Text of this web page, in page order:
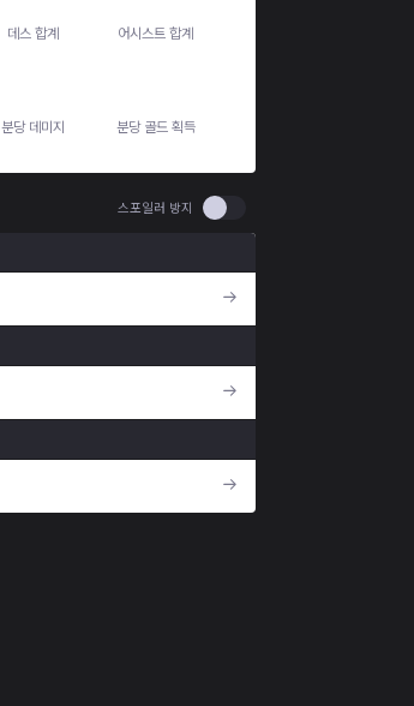
데스 합계
분당 데미지
어시스트 합계
분당 골드 획득
스포일러 방지 Use setting spoiler